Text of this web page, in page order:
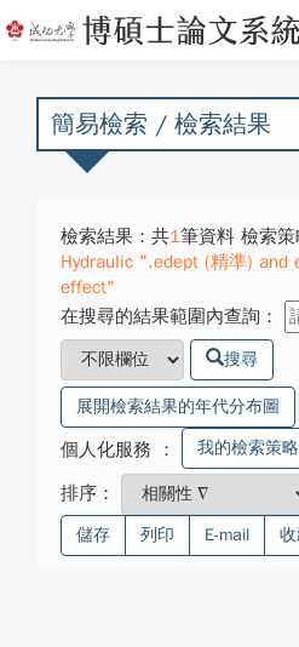
簡易檢索 / 檢索結果
檢索結果：共1筆資料 檢索策
Hydraulic ".edept (精準) and
effect"
在搜尋的結果範圍內查詢：
搜尋
展開檢索結果的年代分布圖
個人化服務 ： 我的檢索策略
排序：
儲存 列印 E-mail